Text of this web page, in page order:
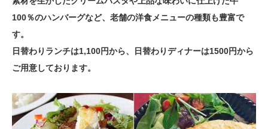
100％のハンバーグなど、老舗の洋食メニューの種類も豊富で
す。
日替わりランチは1,100円から、日替わりディナーは1500円から
ご用意しております。